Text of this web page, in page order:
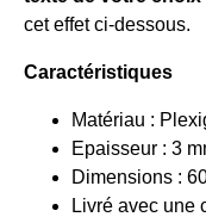
cet effet ci-dessous.
Caractéristiques
Matériau :
Epaisseur : 3
Dimensions :
Livré avec une